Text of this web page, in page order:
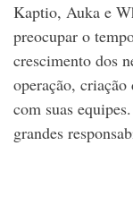
Kaptio, Auka e
preocupar o
crescimento dos
operação, criação
com suas
grandes